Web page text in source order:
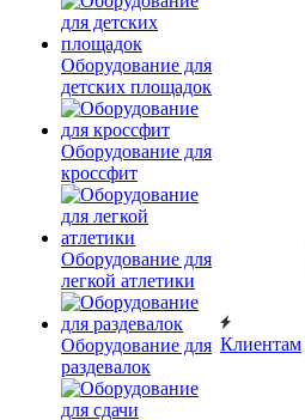
Оборудование для
детских площадок
Оборудование для
кроссфит
Оборудование для
легкой атлетики
Оборудование для
раздевалок
Клиентам